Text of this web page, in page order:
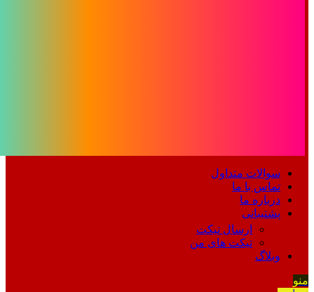
سوالات متداول
تماس با ما
درباره ما
پشتیبانی
ارسال تیکت
تیکت های من
وبلاگ
منو